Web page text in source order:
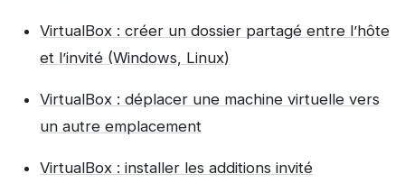
VirtualBox : créer un dossier partagé entre l’hôte
et l’invité (Windows, Linux)
VirtualBox : déplacer une machine virtuelle vers
un autre emplacement
VirtualBox : installer les additions invité